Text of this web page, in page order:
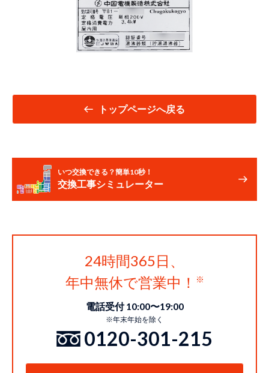
トップページへ戻る
いつ交換できる？簡単10秒！
交換工事シミュレーター
24時間365日、
年中無休で営業中！
電話受付 10:00〜19:00
※年末年始を除く
0120-301-215